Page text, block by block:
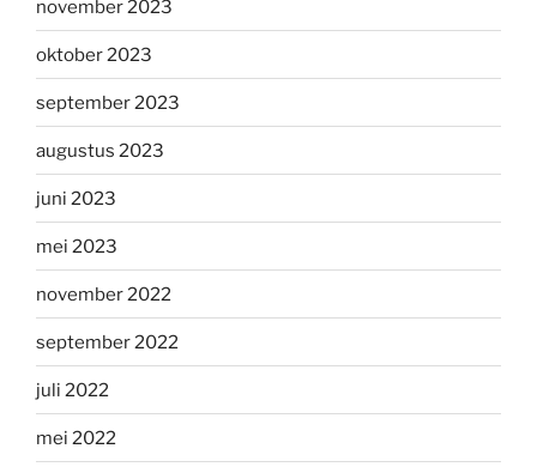
november 2023
oktober 2023
september 2023
augustus 2023
juni 2023
mei 2023
november 2022
september 2022
juli 2022
mei 2022